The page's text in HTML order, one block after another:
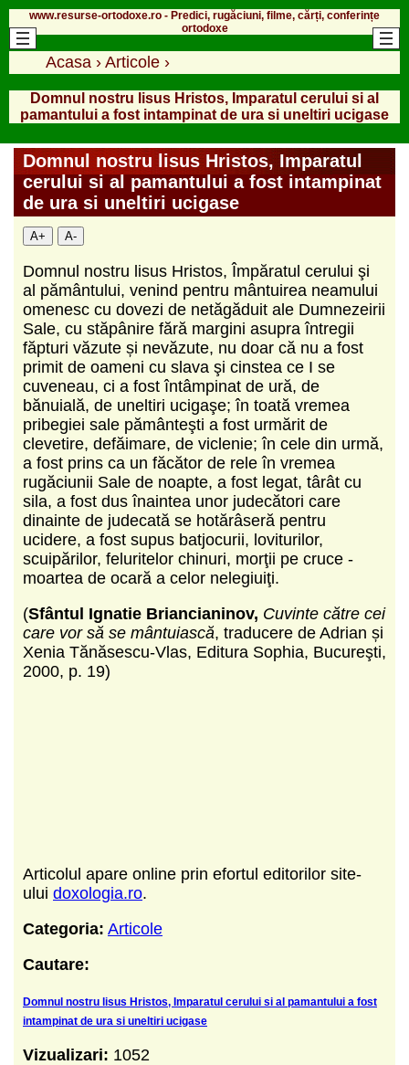
www.resurse-ortodoxe.ro - Predici, rugăciuni, filme, cărți, conferințe
ortodoxe
Acasa › Articole ›
Domnul nostru lisus Hristos, Imparatul cerului si al
pamantului a fost intampinat de ura si uneltiri ucigase
Domnul nostru lisus Hristos, Imparatul
cerului si al pamantului a fost intampinat
de ura si uneltiri ucigase
A+ A-
Domnul nostru lisus Hristos, Împăratul cerului şi
al pământului, venind pentru mântuirea neamului
omenesc cu dovezi de netăgăduit ale Dumnezeirii
Sale, cu stăpânire fără margini asupra întregii
făpturi văzute și nevăzute, nu doar că nu a fost
primit de oameni cu slava şi cinstea ce I se
cuveneau, ci a fost întâmpinat de ură, de
bănuială, de uneltiri ucigaşe; în toată vremea
pribegiei sale pământeşti a fost urmărit de
clevetire, defăimare, de viclenie; în cele din urmă,
a fost prins ca un făcător de rele în vremea
rugăciunii Sale de noapte, a fost legat, târât cu
sila, a fost dus înaintea unor judecători care
dinainte de judecată se hotărâseră pentru
ucidere, a fost supus batjocurii, loviturilor,
scuipărilor, feluritelor chinuri, morţii pe cruce -
moartea de ocară a celor nelegiuiţi.
(Sfântul Ignatie Briancianinov, Cuvinte către cei
care vor să se mântuiască, traducere de Adrian și
Xenia Tănăsescu-Vlas, Editura Sophia, Bucureşti,
2000, p. 19)
Articolul apare online prin efortul editorilor site-
ului doxologia.ro.
Categoria: Articole
Cautare:
Domnul nostru lisus Hristos, Imparatul cerului si al pamantului a fost
intampinat de ura si uneltiri ucigase
Vizualizari: 1052